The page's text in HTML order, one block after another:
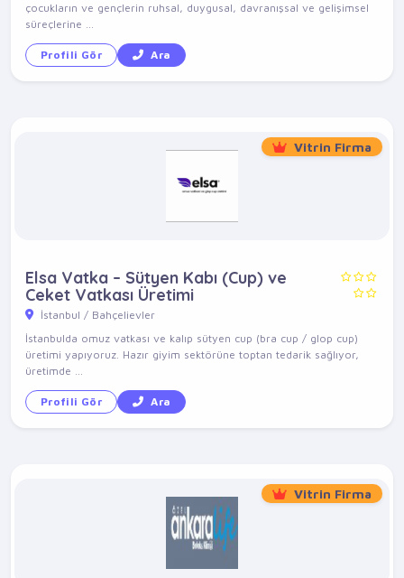
çocukların ve gençlerin ruhsal, duygusal, davranışsal ve gelişimsel
süreçlerine ...
Profili Gör Ara
Vitrin Firma
Elsa Vatka – Sütyen Kabı (Cup) ve
Ceket Vatkası Üretimi
İstanbul / Bahçelievler
İstanbulda omuz vatkası ve kalıp sütyen cup (bra cup / glop cup)
üretimi yapıyoruz. Hazır giyim sektörüne toptan tedarik sağlıyor,
üretimde ...
Profili Gör Ara
Vitrin Firma